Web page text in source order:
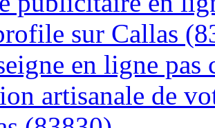
sur Callas
en ligne pas
artisanale de